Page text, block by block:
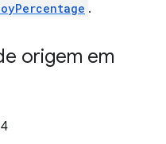
.
origem em